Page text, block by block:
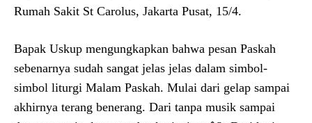
Rumah Sakit St Carolus, Jakarta Pusat, 15/4.
Bapak Uskup mengungkapkan bahwa pesan Paskah
sebenarnya sudah sangat jelas jelas dalam simbol-
simbol liturgi Malam Paskah. Mulai dari gelap sampai
akhirnya terang benerang. Dari tanpa musik sampai